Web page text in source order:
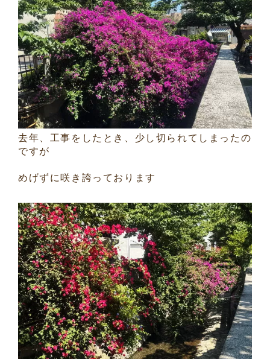
去年、工事をしたとき、少し切られてしまったの
ですが
めげずに咲き誇っております